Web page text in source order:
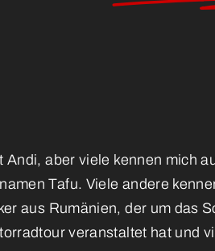
Andi, aber viele kennen mich
Tafu. Viele andere
aus Rumänien, der um das
veranstaltet hat und